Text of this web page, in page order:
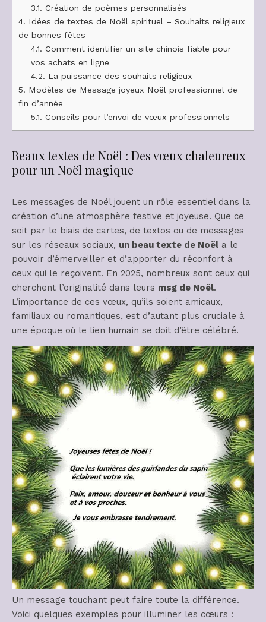
3.1. Création de poèmes personnalisés
4. Idées de textes de Noël spirituel – Souhaits religieux
de bonnes fêtes
4.1. Comment identifier un site chinois fiable pour
vos achats en ligne
4.2. La puissance des souhaits religieux
5. Modèles de Message joyeux Noël professionnel de
fin d’année
5.1. Conseils pour l’envoi de vœux professionnels
Beaux textes de Noël : Des vœux chaleureux
pour un Noël magique
Les messages de Noël jouent un rôle essentiel dans la
création d’une atmosphère festive et joyeuse. Que ce
soit par le biais de cartes, de textos ou de messages
sur les réseaux sociaux, un beau texte de Noël a le
pouvoir d’émerveiller et d’apporter du réconfort à
ceux qui le reçoivent. En 2025, nombreux sont ceux qui
cherchent l’originalité dans leurs msg de Noël.
L’importance de ces vœux, qu’ils soient amicaux,
familiaux ou romantiques, est d’autant plus cruciale à
une époque où le lien humain se doit d’être célébré.
Un message touchant peut faire toute la différence.
Voici quelques exemples pour illuminer les cœurs :